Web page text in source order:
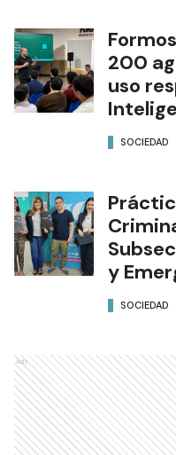
200
uso
SOCIEDAD
y
SOCIEDAD
Ads